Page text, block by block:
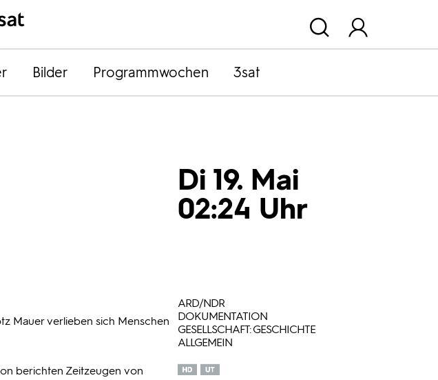
Bilder Programmwochen 3sat
Di 19. Mai
02:24 Uhr
Mauer verlieben sich Menschen
berichten Zeitzeugen von
ARD/NDR
DOKUMENTATION
GESELLSCHAFT: GESCHICHTE
ALLGEMEIN